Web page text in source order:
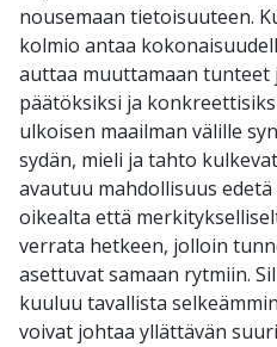
nousemaan tietoisuuteen.
kolmio antaa
auttaa muuttamaan tunteet
päätöksiksi ja
ulkoisen maailman välille
sydän, mieli ja tahto
avautuu mahdollisuus
oikealta että
verrata hetkeen, jolloin
asettuvat samaan rytmiin.
kuuluu tavallista
voivat johtaa yllättävän